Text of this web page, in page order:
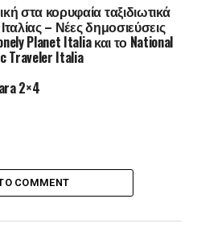
χρόνο για τον εαυτό
ότι πρέπει να έχεις και
σου, καθώς και να τον
πάντα να Βρίσκω λίγο
είναι να πάω βόλτα με
δηλαδή.
στα κορυφαία ταξιδιωτικά
– Νέες δημοσιεύσεις
Planet Italia και το National
Traveler Italia
2×4
COMMENT